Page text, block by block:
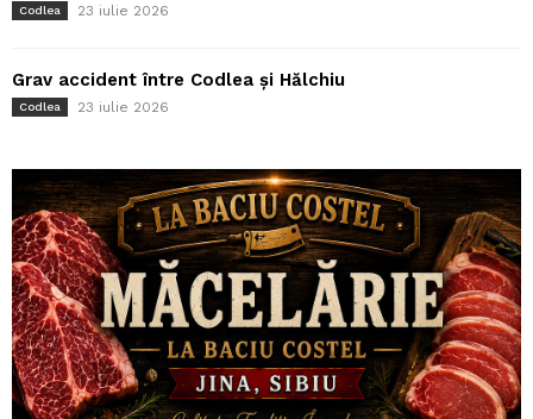
Codlea 23 iulie 2026
Grav accident între Codlea și Hălchiu
Codlea 23 iulie 2026